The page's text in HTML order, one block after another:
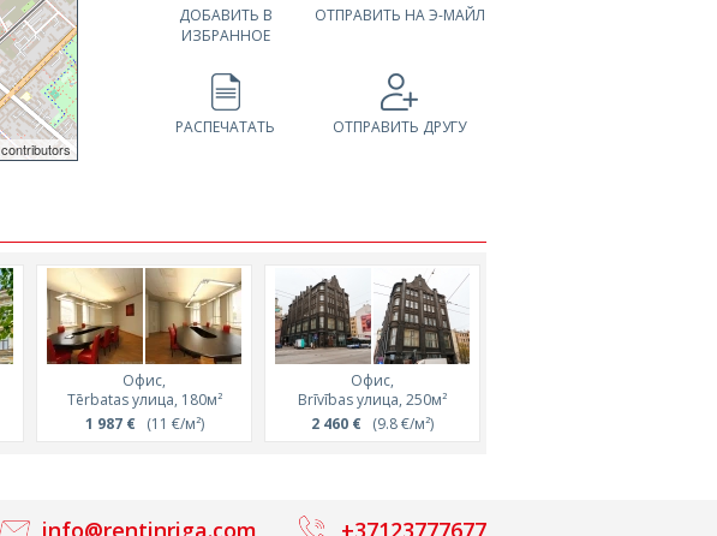
contributors
ДОБАВИТЬ В
ИЗБРАННОЕ
ОТПРАВИТЬ НА Э-МАЙЛ
РАСПЕЧАТАТЬ ОТПРАВИТЬ ДРУГУ
Офис,
Tērbatas улица, 180м²
1 987 €(11 €/м²)
Офис,
Brīvības улица, 250м²
2 460 € (9.8 €/м²)
info@rentinriga.com +37123777677